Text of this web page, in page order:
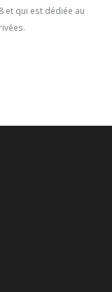
et qui est dédiée au